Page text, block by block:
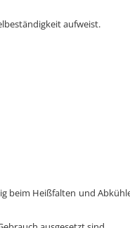
aufweist.
beim Heißfalten und